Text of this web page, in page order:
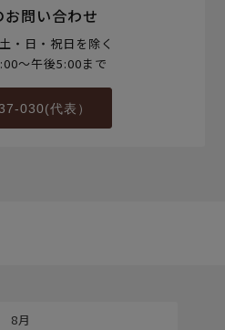
お問い合わせ
・日・祝日を除く
～午後5:00まで
030(代表）
8月